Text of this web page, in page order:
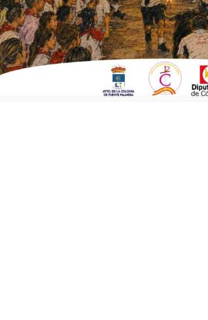
sub 18 hasta veteranos.
12 con la categoría sub 16, a la que seguirán las
de la prueba reina (10 kilómetros), desde sub 18